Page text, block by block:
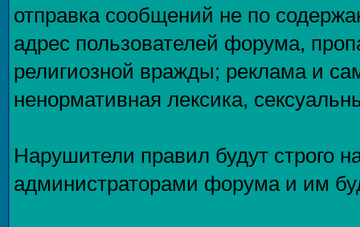
отправка сообщений не по
адрес пользователей форума,
религиозной вражды; реклама и
ненормативная лексика,
Нарушители правил будут строго
администраторами форума и им